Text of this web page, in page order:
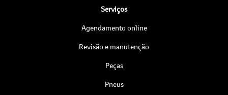
Serviços
Agendamento online
Revisão e manutenção
Peças
Pneus